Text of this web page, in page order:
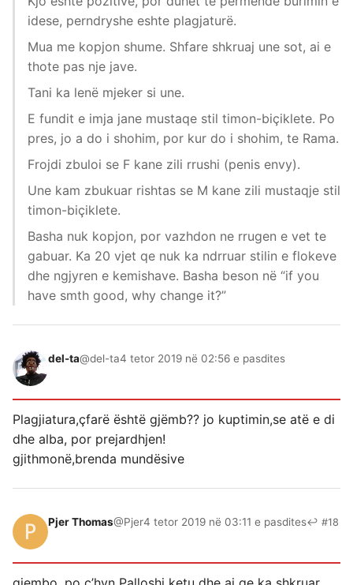
idese, perndryshe eshte plagjaturë.
Mua me kopjon shume. Shfare shkruaj une sot, ai e
thote pas nje jave.
Tani ka lenë mjeker si une.
E fundit e imja jane mustaqe stil timon-biçiklete. Po
pres, jo a do i shohim, por kur do i shohim, te Rama.
Frojdi zbuloi se F kane zili rrushi (penis envy).
Une kam zbukuar rishtas se M kane zili mustaqje stil
timon-biçiklete.
Basha nuk kopjon, por vazhdon ne rrugen e vet te
gabuar. Ka 20 vjet qe nuk ka ndrruar stilin e flokeve
dhe ngjyren e kemishave. Basha beson në “if you
have smth good, why change it?”
del-ta@del-ta4 tetor 2019 në 02:56 e pasdites
Plagjiatura,çfarë është gjëmb?? jo kuptimin,se atë e di
dhe alba, por prejardhjen!
gjithmonë,brenda mundësive
Pjer Thomas@Pjer4 tetor 2019 në 03:11 e pasdites↩ #18